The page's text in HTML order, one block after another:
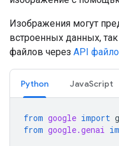
Изображения могут
встроенных данных,
файлов через API
Python JavaScript
from google import
from google.genai